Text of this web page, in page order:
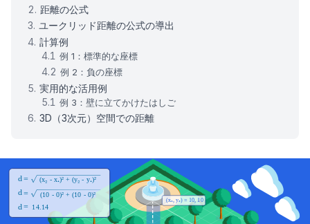
距離の公式
ユークリッド距離の公式の導出
計算例
例 1：標準的な座標
例 2：負の座標
実用的な活用例
例 3：壁に立てかけたはしご
3D（3次元）空間での距離